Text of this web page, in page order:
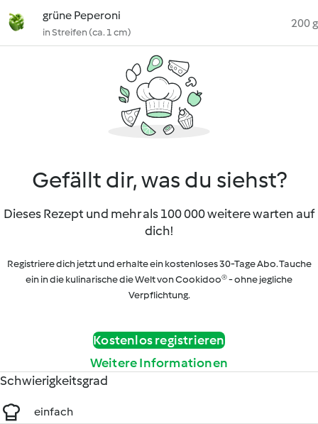
grüne Peperoni
in Streifen (ca. 1 cm)
200 g
Gefällt dir, was du siehst?
Dieses Rezept und mehr als 100 000 weitere warten auf
dich!
Registriere dich jetzt und erhalte ein kostenloses 30-Tage Abo. Tauche
ein in die kulinarische die Welt von Cookidoo® - ohne jegliche
Verpflichtung.
Kostenlos registrieren
Weitere Informationen
Schwierigkeitsgrad
einfach